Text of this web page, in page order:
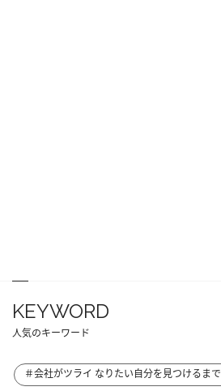
KEYWORD
人気のキーワード
＃会社がツライ なりたい自分を見つけるまで